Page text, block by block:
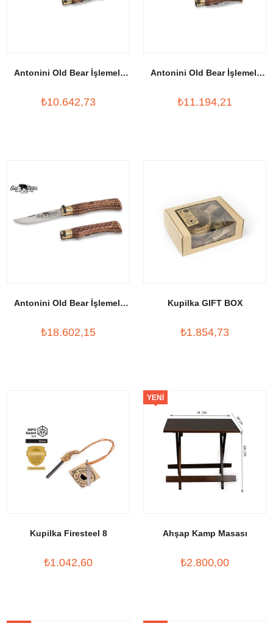
Antonini Old Bear İşlemeli
₺10.642,73
Antonini Old Bear İşlemeli
₺11.194,21
Antonini Old Bear İşlemeli
₺18.602,15
Kupilka GIFT BOX
₺1.854,73
Kupilka Firesteel 8
₺1.042,60
Ahşap Kamp Masası
₺2.800,00
YENI